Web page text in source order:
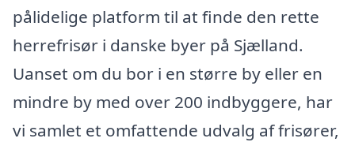
pålidelige platform til at finde den rette
herrefrisør i danske byer på Sjælland.
Uanset om du bor i en større by eller en
mindre by med over 200 indbyggere, har
vi samlet et omfattende udvalg af frisører,